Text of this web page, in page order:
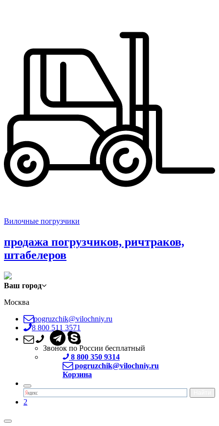
Вилочные погрузчики
продажа погрузчиков, ричтраков,
штабелеров
Ваш город
Москва
pogruzchik@vilochniy.ru
8 800 511 3571
Звонок по России бесплатный
8 800 350 9314
pogruzchik@vilochniy.ru
Корзина
2